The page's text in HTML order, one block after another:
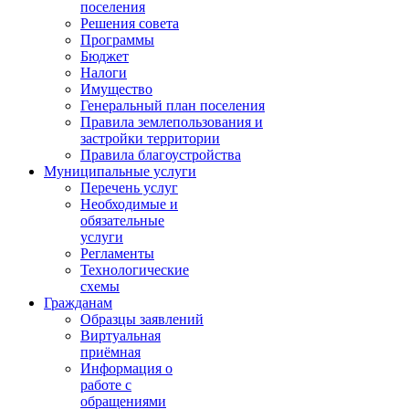
поселения
Решения совета
Программы
Бюджет
Налоги
Имущество
Генеральный план поселения
Правила землепользования и
застройки территории
Правила благоустройства
Муниципальные услуги
Перечень услуг
Необходимые и
обязательные
услуги
Регламенты
Технологические
схемы
Гражданам
Образцы заявлений
Виртуальная
приёмная
Информация о
работе с
обращениями